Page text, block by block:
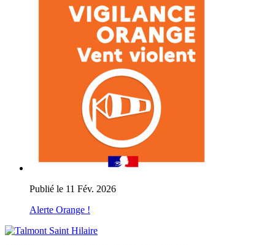
Publié le 11 Fév. 2026
Alerte Orange !